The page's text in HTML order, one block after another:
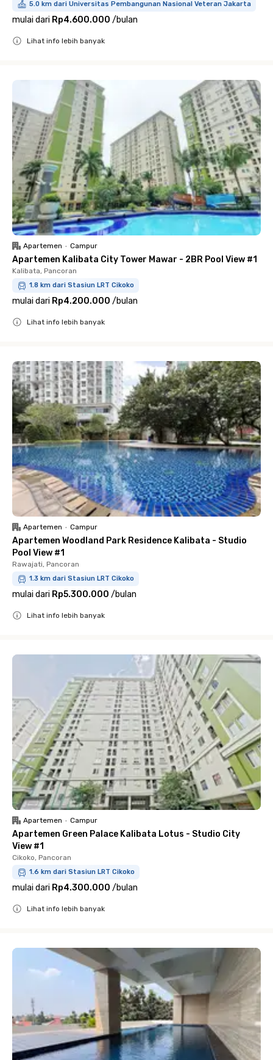
5.0 km dari Universitas Pembangunan Nasional Veteran Jakarta
mulai dari Rp4.600.000 /bulan
Lihat info lebih banyak
Apartemen • Campur
Apartemen Kalibata City Tower Mawar - 2BR Pool View #1
Kalibata, Pancoran
1.8 km dari Stasiun LRT Cikoko
mulai dari Rp4.200.000 /bulan
Lihat info lebih banyak
Apartemen • Campur
Apartemen Woodland Park Residence Kalibata - Studio
Pool View #1
Rawajati, Pancoran
1.3 km dari Stasiun LRT Cikoko
mulai dari Rp5.300.000 /bulan
Lihat info lebih banyak
Apartemen • Campur
Apartemen Green Palace Kalibata Lotus - Studio City
View #1
Cikoko, Pancoran
1.6 km dari Stasiun LRT Cikoko
mulai dari Rp4.300.000 /bulan
Lihat info lebih banyak